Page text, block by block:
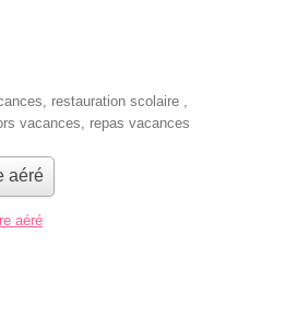
, restauration scolaire ,
vacances, repas vacances
aéré
aéré